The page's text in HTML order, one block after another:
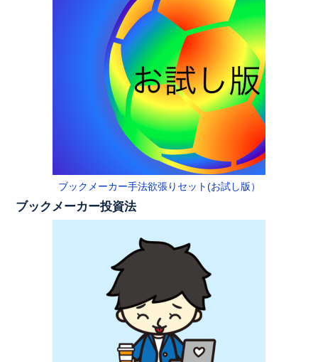
ブックメーカー手法欲張りセット(お試し版）
ブックメーカー投資法